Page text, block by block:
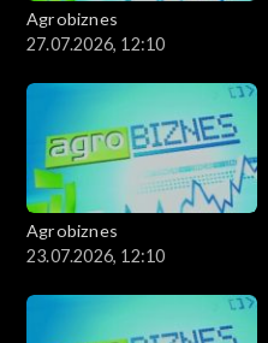
Agrobiznes
27.07.2026, 12:10
Agrobiznes
23.07.2026, 12:10